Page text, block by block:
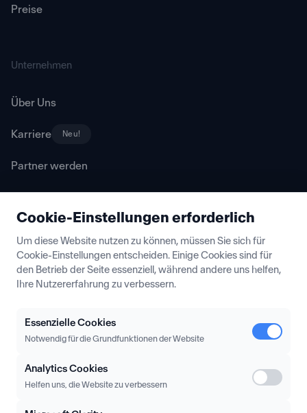
Preise
Unternehmen
Über Uns
Karriere Neu!
Partner werden
Ressourcen
Blog
Partner Insights
Lexikon
Hilfe
Cookie-Einstellungen erforderlich
Um diese Website nutzen zu können, müssen Sie sich für
Cookie-Einstellungen entscheiden. Einige Cookies sind für
den Betrieb der Seite essenziell, während andere uns helfen,
Ihre Nutzererfahrung zu verbessern.
Essenzielle Cookies
Notwendig für die Grundfunktionen der Website
Analytics Cookies
Helfen uns, die Website zu verbessern